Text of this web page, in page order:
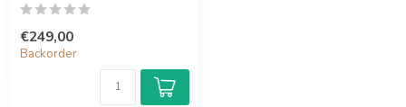
€249,00
Backorder